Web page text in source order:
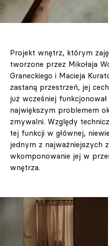
Projekt wnętrz, którym
tworzone przez Mikołaja
Graneckiego i Macieja
zastaną przestrzeń, jej
już wcześniej
największym problemem
zmywalni. Względy
tej funkcji w głównej,
jednym z najważniejszych
wkomponowanie jej w
wnętrza.